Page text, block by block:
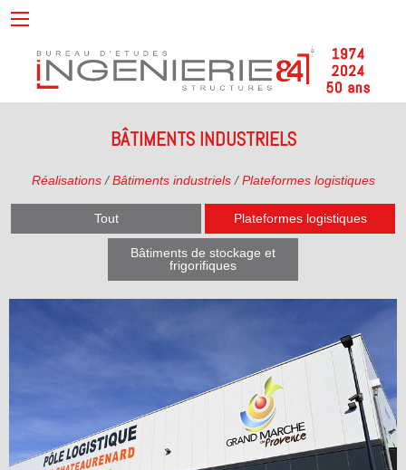
BÂTIMENTS INDUSTRIELS
Réalisations/Bâtiments industriels/Plateformes logistiques
Tout Plateformes logistiques
Bâtiments de stockage et
frigorifiques